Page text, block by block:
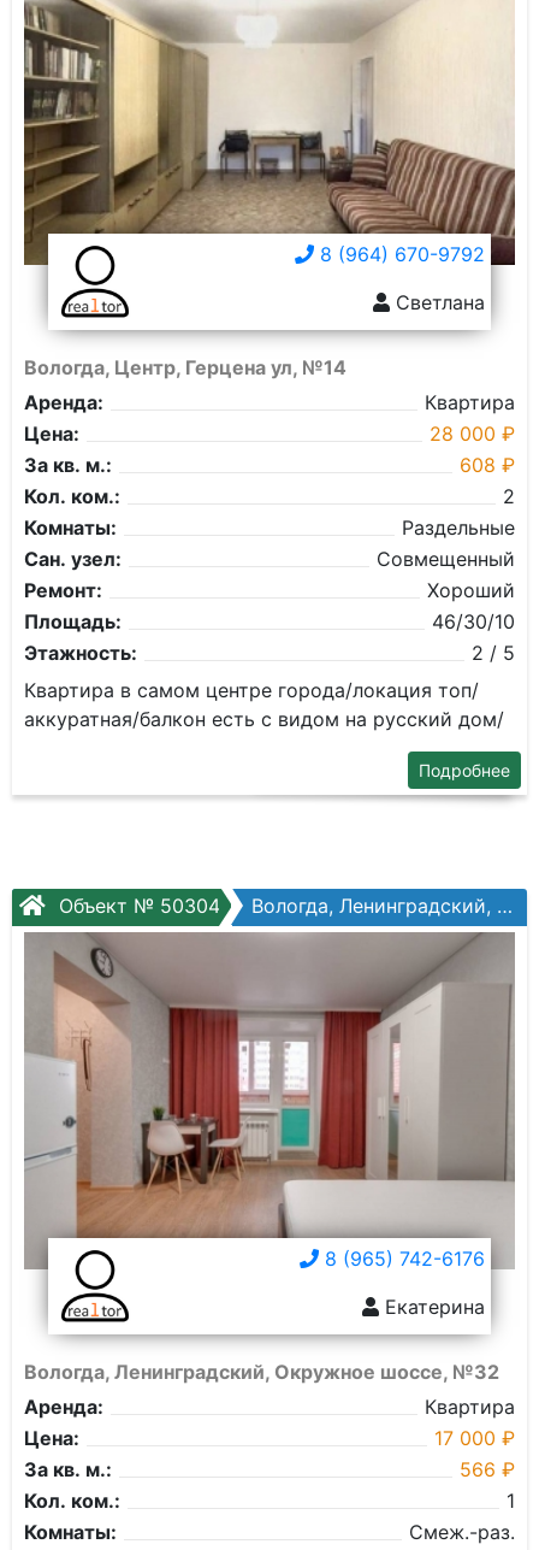
8 (964) 670-9792
Светлана
Вологда, Центр, Герцена ул, №14
Аренда:
Квартира
Цена:
28 000 ₽
За кв. м.:
608 ₽
Кол. ком.:
2
Комнаты:
Раздельные
Сан. узел:
Совмещенный
Ремонт:
Хороший
Площадь:
46/30/10
Этажность:
2 / 5
Квартира в самом центре города/локация топ/
аккуратная/балкон есть с видом на русский дом/
Подробнее
Объект № 50304 Вологда, Ленинградский, Окружное шоссе, №32
8 (965) 742-6176
Екатерина
Вологда, Ленинградский, Окружное шоссе, №32
Аренда:
Квартира
Цена:
17 000 ₽
За кв. м.:
566 ₽
Кол. ком.:
1
Комнаты:
Смеж.-раз.